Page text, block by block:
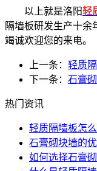
以上就是洛阳轻
隔墙板研发生产十余
竭诚欢迎您的来电。
上一条： 轻质
下一条： 石膏
热门资讯
轻质隔墙板怎
石膏砌块墙的
如何选择石膏砌